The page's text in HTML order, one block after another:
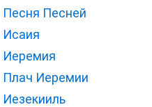
Песня Песней
Исаия
Иеремия
Плач Иеремии
Иезекииль